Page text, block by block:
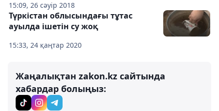
15:09, 26 сәуір 2018
15:33, 24 қаңтар 2020
Түркістан облысындағы тұтас
ауылда ішетін су жоқ
Жаңалықтан zakon.kz сайтында
хабардар болыңыз: